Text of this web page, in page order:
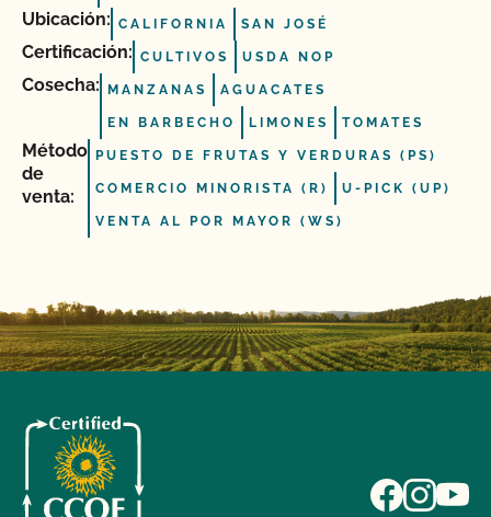
Ubicación: CALIFORNIA SAN JOSÉ
Certificación: CULTIVOS USDA NOP
Cosecha: MANZANAS AGUACATES
EN BARBECHO LIMONES TOMATES
Método
de
venta:
PUESTO DE FRUTAS Y VERDURAS (PS)
COMERCIO MINORISTA (R) U-PICK (UP)
VENTA AL POR MAYOR (WS)